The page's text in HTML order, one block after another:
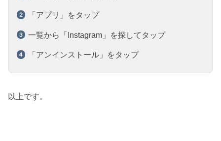
「アプリ」をタップ
一覧から「Instagram」を探してタップ
「アンインストール」をタップ
以上です。